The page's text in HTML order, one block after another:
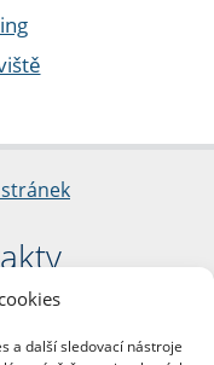
a další sledovací nástroje
1/2